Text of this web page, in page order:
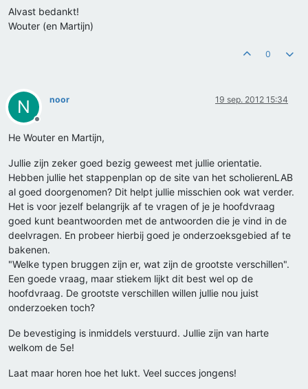
Alvast bedankt!
Wouter (en Martijn)
0
N
Offline
noor 19 sep. 2012 15:34
He Wouter en Martijn,
Jullie zijn zeker goed bezig geweest met jullie orientatie.
Hebben jullie het stappenplan op de site van het scholierenLAB
al goed doorgenomen? Dit helpt jullie misschien ook wat verder.
Het is voor jezelf belangrijk af te vragen of je je hoofdvraag
goed kunt beantwoorden met de antwoorden die je vind in de
deelvragen. En probeer hierbij goed je onderzoeksgebied af te
bakenen.
"Welke typen bruggen zijn er, wat zijn de grootste verschillen".
Een goede vraag, maar stiekem lijkt dit best wel op de
hoofdvraag. De grootste verschillen willen jullie nou juist
onderzoeken toch?
De bevestiging is inmiddels verstuurd. Jullie zijn van harte
welkom de 5e!
Laat maar horen hoe het lukt. Veel succes jongens!